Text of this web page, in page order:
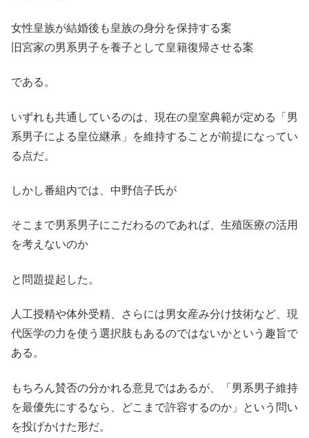
女性皇族が結婚後も皇族の身分を保持する案
旧宮家の男系男子を養子として皇籍復帰させる案
である。
いずれも共通しているのは、現在の皇室典範が定める「男
系男子による皇位継承」を維持することが前提になってい
る点だ。
しかし番組内では、中野信子氏が
そこまで男系男子にこだわるのであれば、生殖医療の活用
を考えないのか
と問題提起した。
人工授精や体外受精、さらには男女産み分け技術など、現
代医学の力を使う選択肢もあるのではないかという趣旨で
ある。
もちろん賛否の分かれる意見ではあるが、「男系男子維持
を最優先にするなら、どこまで許容するのか」という問い
を投げかけた形だ。